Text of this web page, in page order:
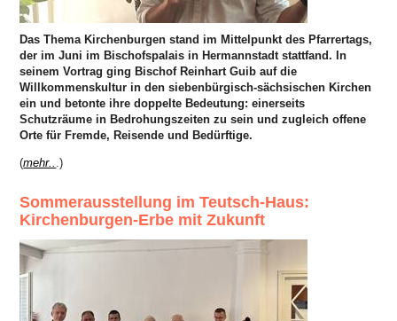
Das Thema Kirchenburgen stand im Mittelpunkt des Pfarrertags,
der im Juni im Bischofspalais in Hermannstadt stattfand. In
seinem Vortrag ging Bischof Reinhart Guib auf die
Willkommenskultur in den siebenbürgisch-sächsischen Kirchen
ein und betonte ihre doppelte Bedeutung: einerseits
Schutzräume in Bedrohungszeiten zu sein und zugleich offene
Orte für Fremde, Reisende und Bedürftige.
(mehr.. .)
Sommerausstellung im Teutsch-Haus:
Kirchenburgen-Erbe mit Zukunft